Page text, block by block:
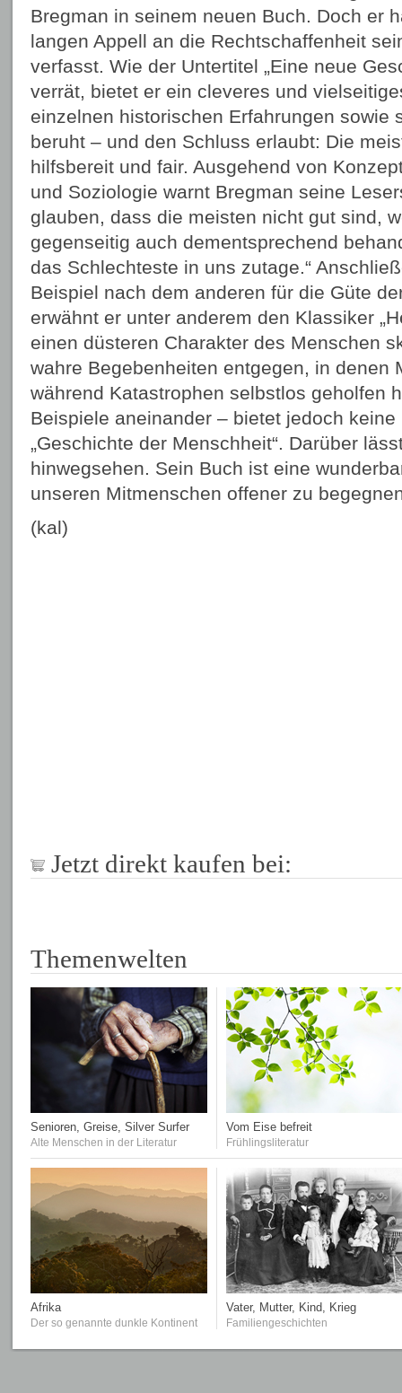
Bregman in seinem neuen Buch. Doch er
langen Appell an die Rechtschaffenheit
verfasst. Wie der Untertitel „Eine neue
verrät, bietet er ein cleveres und
einzelnen historischen Erfahrungen sowie
beruht – und den Schluss erlaubt: Die
hilfsbereit und fair. Ausgehend von
und Soziologie warnt Bregman seine
glauben, dass die meisten nicht gut sind,
gegenseitig auch dementsprechend
das Schlechteste in uns zutage.“
Beispiel nach dem anderen für die Güte
erwähnt er unter anderem den Klassiker
einen düsteren Charakter des Menschen
wahre Begebenheiten entgegen, in denen
während Katastrophen selbstlos geholfen
Beispiele aneinander – bietet jedoch
„Geschichte der Menschheit“. Darüber
hinwegsehen. Sein Buch ist eine
unseren Mitmenschen offener zu
(kal)
Jetzt direkt kaufen bei:
Themenwelten
Senioren, Greise, Silver Surfer
Alte Menschen in der Literatur
Vom Eise befreit
Frühlingsliteratur
Afrika
Der so genannte dunkle Kontinent
Vater, Mutter, Kind, Krieg
Familiengeschichten